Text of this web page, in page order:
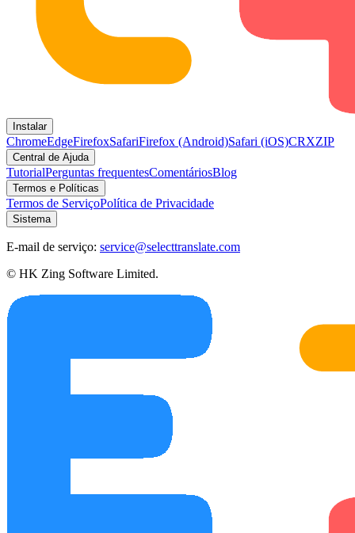
Instalar
ChromeEdgeFirefoxSafariFirefox (Android)Safari (iOS)CRXZIP
Central de Ajuda
TutorialPerguntas frequentesComentáriosBlog
Termos e Políticas
Termos de ServiçoPolítica de Privacidade
Sistema
E-mail de serviço: service@selecttranslate.com
© HK Zing Software Limited.